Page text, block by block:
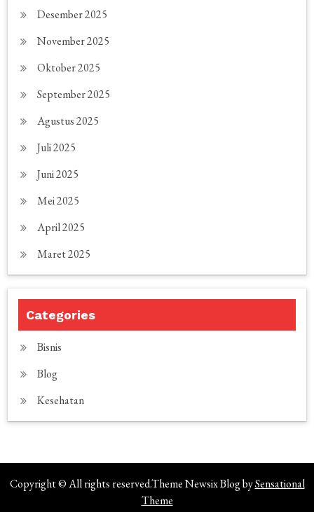
Desember 2025
November 2025
Oktober 2025
September 2025
Agustus 2025
Juli 2025
Juni 2025
Mei 2025
April 2025
Maret 2025
Categories
Bisnis
Blog
Kesehatan
Copyright © All rights reserved.Theme Newsix Blog bySensational
Theme